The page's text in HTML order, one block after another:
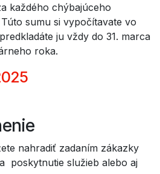
každého chýbajúceho
sumu si vypočítavate vo
ju vždy do 31. marca
roka.
nahradiť zadaním zákazky
poskytnutie služieb alebo aj